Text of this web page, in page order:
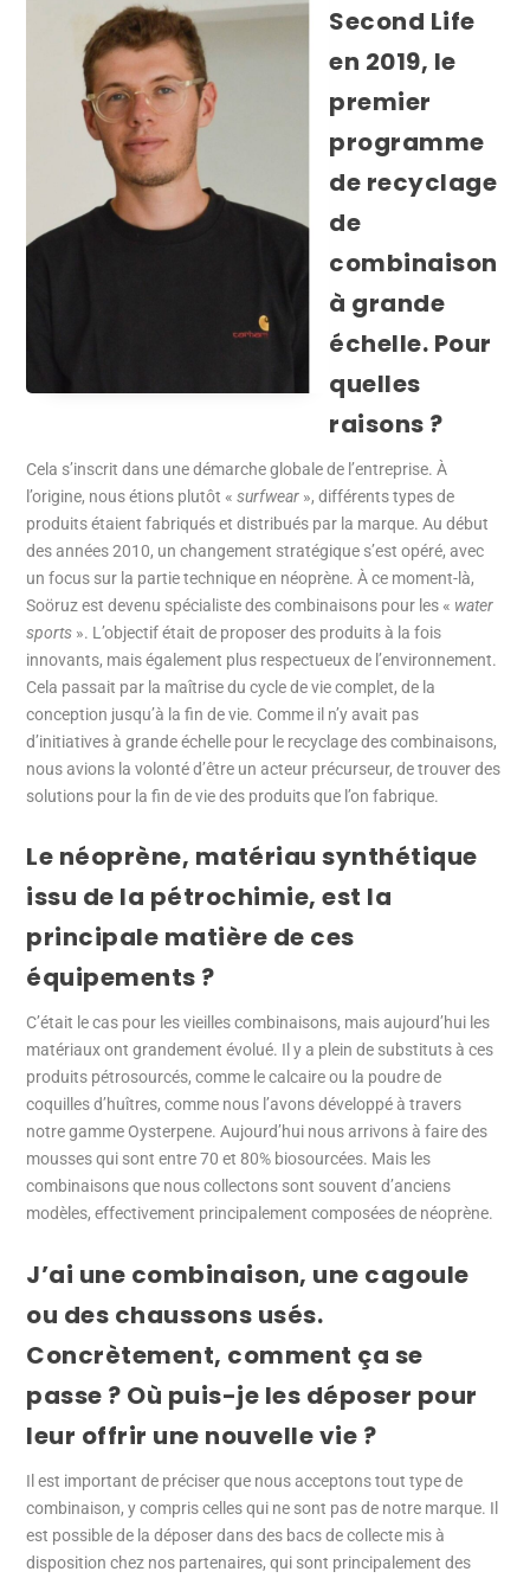
Second Life
en 2019, le
premier
programme
de recyclage
de
combinaison
à grande
échelle. Pour
quelles
raisons ?
Cela s’inscrit dans une démarche globale de l’entreprise. À
l’origine, nous étions plutôt «surfwear », différents types de
produits étaient fabriqués et distribués par la marque. Au début
des années 2010, un changement stratégique s’est opéré, avec
un focus sur la partie technique en néoprène. À ce moment-là,
Soöruz est devenu spécialiste des combinaisons pour les « water
sports ». L’objectif était de proposer des produits à la fois
innovants, mais également plus respectueux de l’environnement.
Cela passait par la maîtrise du cycle de vie complet, de la
conception jusqu’à la fin de vie. Comme il n’y avait pas
d’initiatives à grande échelle pour le recyclage des combinaisons,
nous avions la volonté d’être un acteur précurseur, de trouver des
solutions pour la fin de vie des produits que l’on fabrique.
Le néoprène, matériau synthétique
issu de la pétrochimie, est la
principale matière de ces
équipements ?
C’était le cas pour les vieilles combinaisons, mais aujourd’hui les
matériaux ont grandement évolué. Il y a plein de substituts à ces
produits pétrosourcés, comme le calcaire ou la poudre de
coquilles d’huîtres, comme nous l’avons développé à travers
notre gamme Oysterpene. Aujourd’hui nous arrivons à faire des
mousses qui sont entre 70 et 80% biosourcées. Mais les
combinaisons que nous collectons sont souvent d’anciens
modèles, effectivement principalement composées de néoprène.
J’ai une combinaison, une cagoule
ou des chaussons usés.
Concrètement, comment ça se
passe ? Où puis-je les déposer pour
leur offrir une nouvelle vie ?
Il est important de préciser que nous acceptons tout type de
combinaison, y compris celles qui ne sont pas de notre marque. Il
est possible de la déposer dans des bacs de collecte mis à
disposition chez nos partenaires, qui sont principalement des